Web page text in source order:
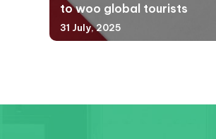
to woo global tourists
31 July, 2025